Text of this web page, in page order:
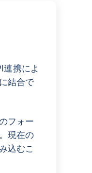
携によ
結合で
フォー
現在の
込むこ